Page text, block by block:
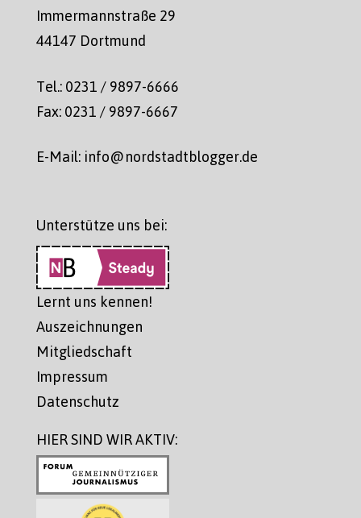
Immermannstraße 29
44147 Dortmund
Tel.: 0231 / 9897-6666
Fax: 0231 / 9897-6667
E-Mail: info@nordstadtblogger.de
Unterstütze uns bei:
Lernt uns kennen!
Auszeichnungen
Mitgliedschaft
Impressum
Datenschutz
HIER SIND WIR AKTIV: